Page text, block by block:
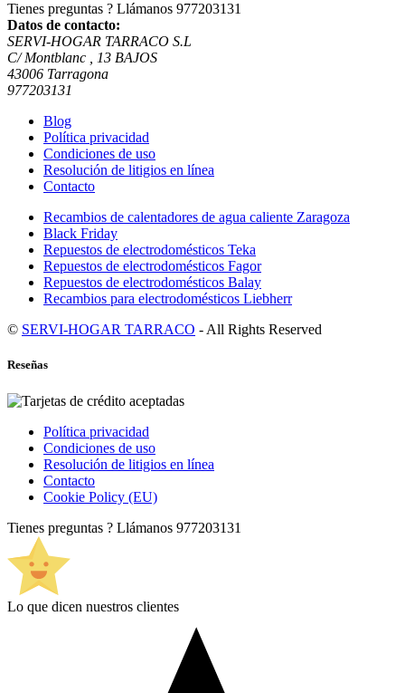
Tienes preguntas ? Llámanos 977203131
Datos de contacto:
SERVI-HOGAR TARRACO S.L
C/ Montblanc , 13 BAJOS
43006 Tarragona
977203131
Blog
Política privacidad
Condiciones de uso
Resolución de litigios en línea
Contacto
Recambios de calentadores de agua caliente Zaragoza
Black Friday
Repuestos de electrodomésticos Teka
Repuestos de electrodomésticos Fagor
Repuestos de electrodomésticos Balay
Recambios para electrodomésticos Liebherr
© SERVI-HOGAR TARRACO - All Rights Reserved
Reseñas
Política privacidad
Condiciones de uso
Resolución de litigios en línea
Contacto
Cookie Policy (EU)
Tienes preguntas ? Llámanos 977203131
Lo que dicen nuestros clientes